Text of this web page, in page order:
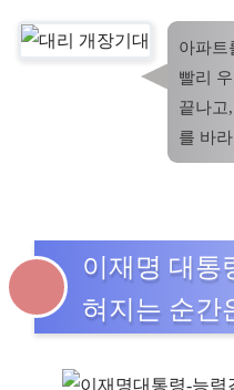
아파트
빨리
끝나고
를 바
이재명 대통
혀지는 순간